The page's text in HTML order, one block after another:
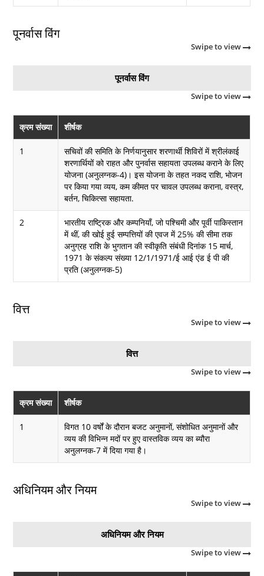
पूनर्वास विंग
Swipe to view
पूनर्वास विंग
Swipe to view
क्रम संख्या शीर्षक
1
सचिवों की समिति के निर्णयानुसार शरणार्थी शिविरों में श्रीलंकाई
शरणार्थियों को राहत और पुनर्वास सहायता उपलब्ध कराने के लिए
योजना (अनुलग्नक-4)। इस योजना के तहत नकद राशि, भोजन
पर किया गया व्यय, कम कीमत पर चावल उपलब्ध कराना, वस्त्र,
बर्तन, चिकित्सा सहायता.
2
भारतीय राष्ट्रिक और कम्पनियाँ, जो पश्चिमी और पूर्वी पाकिस्तान
में थीं, की खोई हुई सम्पत्तियों की एवज में 25% की सीमा तक
अनुग्रह राशि के भुगतान की स्वीकृति संबंधी दिनांक 15 मार्च,
1971 के संकल्प संख्या 12/1/1971/ई आई एंड ई पी की
प्रति (अनुलग्नक-5)
वित्त
Swipe to view
वित्त
Swipe to view
क्रम संख्या शीर्षक
1
विगत 10 वर्षों के दौरान बजट अनुमानों, संशोधित अनुमानों और
व्यय की विभिन्न मदों पर हुए वास्तविक व्यय का ब्यौरा
अनुलग्नक-7 में दिया गया है।
अधिनियम और नियम
Swipe to view
अधिनियम और नियम
Swipe to view